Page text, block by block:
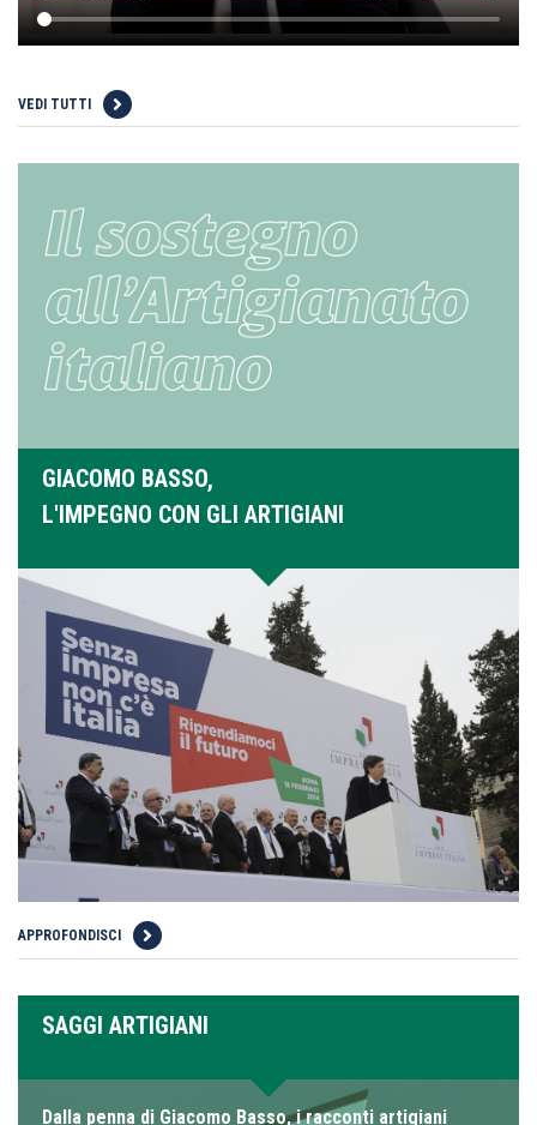
VEDI TUTTI
GIACOMO BASSO,
L'IMPEGNO CON GLI ARTIGIANI
APPROFONDISCI
SAGGI ARTIGIANI
Dalla penna di Giacomo Basso, i racconti artigiani